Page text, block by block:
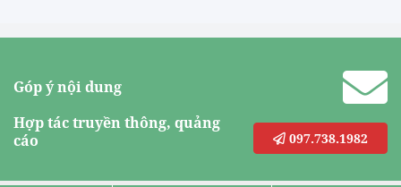
Góp ý nội dung
Hợp tác truyền thông, quảng
cáo
097.738.1982